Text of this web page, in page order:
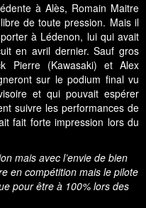
à Alès, Romain Maitre
de toute pression. Mais il
à Lédenon, lui qui avait
en avril dernier. Sauf gros
Pierre (Kawasaki) etAlex
sur le podium final vu
et qui pouvait espérer
suivre les performances de
fait forte impression lors du
mais avec l’envie de bien
en compétition mais le pilote
pour être à 100% lors des